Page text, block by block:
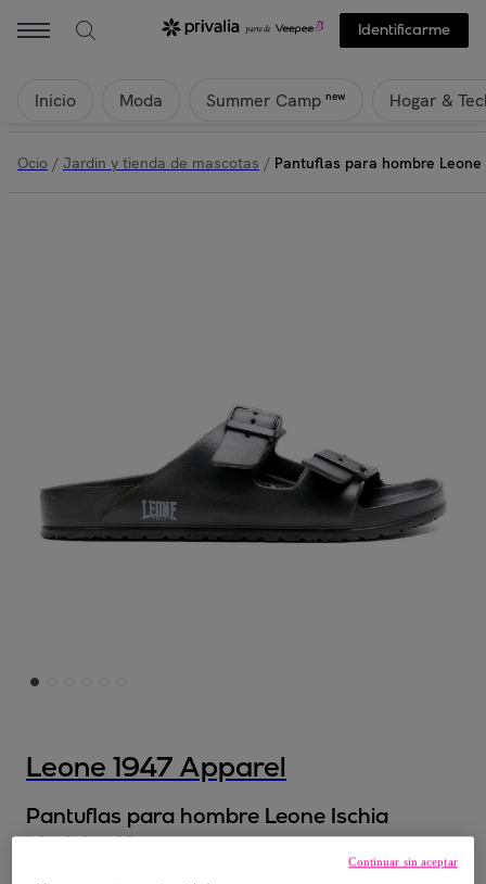
Identificarme
Inicio Moda Summer Camp new Hogar &
Ocio / Jardin y tienda de mascotas / Pantuflas para hombre Leone
Leone 1947 Apparel
Pantuflas para hombre Leone Ischia
Modelo: 40
Continuar sin aceptar